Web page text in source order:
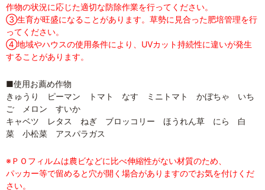
作物の状況に応じた適切な防除作業を行ってください。
③生育が旺盛になることがあります。草勢に見合った肥培管理を行
ってください。
④地域やハウスの使用条件により、UVカット持続性に違いが発生
することがあります。
■使用お薦め作物
きゅうり ピーマン トマト なす ミニトマト かぼちゃ いち
ご メロン すいか
キャベツ レタス ねぎ ブロッコリー ほうれん草 にら 白
菜 小松菜 アスパラガス
※ＰＯフィルムは農ビなどに比べ伸縮性がない材質のため、
パッカー等で留めると穴が開く場合がありますのでお気を付けくだ
さい。